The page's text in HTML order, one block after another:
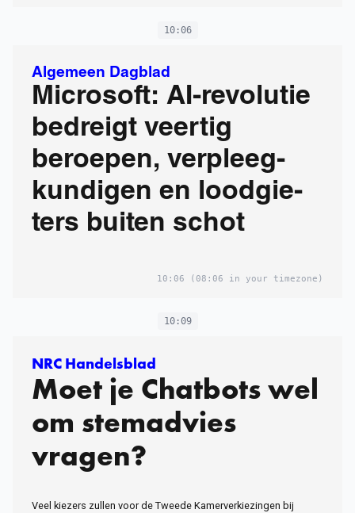
10:06
Algemeen Dagblad
Microsoft: AI-revolutie
bedreigt veertig
beroepen, verpleeg­
kun­di­gen en loodgie­
ters buiten schot
10:06 (08:06 in your timezone)
10:09
NRC Handelsblad
Moet je Chatbots wel
om stemadvies
vragen?
Veel kiezers zullen voor de Tweede Kamerverkiezingen bij